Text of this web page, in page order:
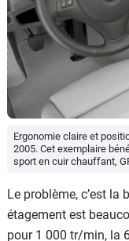
Ergonomie claire et
2005. Cet exemplaire
sport en cuir chauffant,
Le problème, c’est la
étagement est
pour 1 000 tr/min, la